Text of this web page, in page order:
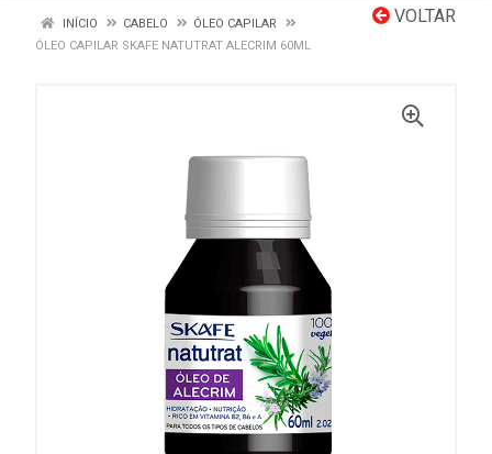
VOLTAR
INÍCIO CABELO
ÓLEO CAPILAR
ÓLEO CAPILAR SKAFE NATUTRAT ALECRIM 60ML